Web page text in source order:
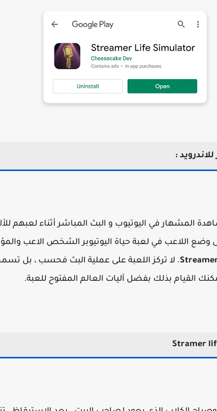
:
المشهار في اليوتيوب و البث المباشر أثناء لعبهم
وضع اللاعب في لعبة حياة اليوتيوبر الشخص الاعب
. لا تركز اللعبة على عملية البث فحسب ، بل
القيام بذلك بفضل آليات العالم المفتوح للعبة.